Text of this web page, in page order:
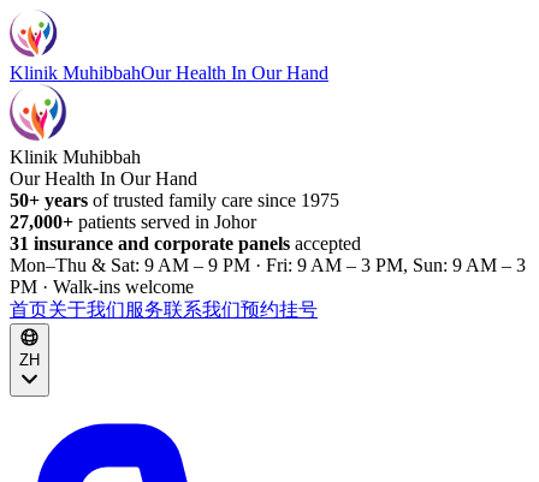
Klinik MuhibbahOur Health In Our Hand
Klinik Muhibbah
Our Health In Our Hand
50+ years of trusted family care since 1975
27,000+ patients served in Johor
31 insurance and corporate panels accepted
Mon–Thu & Sat: 9 AM – 9 PM · Fri: 9 AM – 3 PM, Sun: 9 AM – 3
PM · Walk-ins welcome
首页关于我们服务联系我们预约挂号
ZH